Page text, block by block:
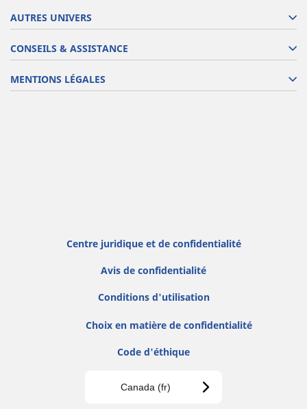
AUTRES UNIVERS
CONSEILS & ASSISTANCE
MENTIONS LÉGALES
Centre juridique et de confidentialité
Avis de confidentialité
Conditions d'utilisation
Choix en matière de confidentialité
Code d'éthique
Canada (fr)